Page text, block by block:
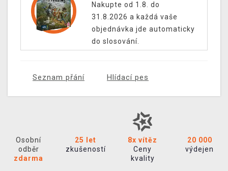
Nakupte od 1.8. do
31.8.2026 a každá vaše
objednávka jde automaticky
do slosování.
Seznam přání Hlídací pes
Osobní
odběr
zdarma
25 let
zkušeností
8x vítěz
Ceny
kvality
20 000
výdejen